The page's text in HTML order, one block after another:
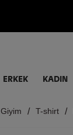
ERKEK KADIN
Giyim T-shirt